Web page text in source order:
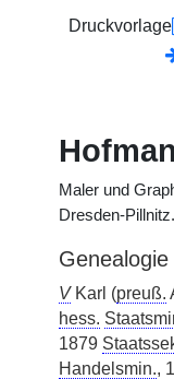
Druckvorlage
Maler und
Dresden-
Genealogie
VKarl (preuß.
hess.
1879
Handelsmin.,